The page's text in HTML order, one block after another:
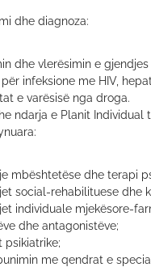
dhe diagnoza:
dhe vlerësimin e
infeksione me HIV,
e varësisë nga droga.
ndarja e Planit Individual
mbështetëse dhe terapi
social-rehabilituese dhe
individuale mjekësore-
dhe antagonistëve;
psikiatrike;
me qendrat e